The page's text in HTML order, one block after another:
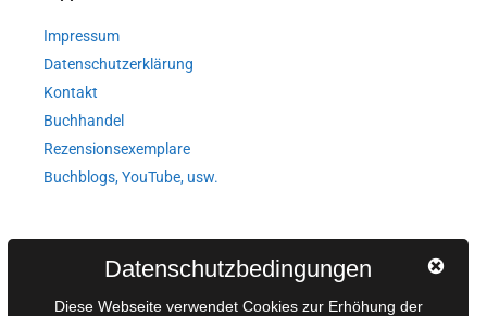
Impressum
Datenschutzerklärung
Kontakt
Buchhandel
Rezensionsexemplare
Buchblogs, YouTube, usw.
AGB für Medienprojekte
Datenschutzbedingungen
Diese Webseite verwendet Cookies zur Erhöhung der